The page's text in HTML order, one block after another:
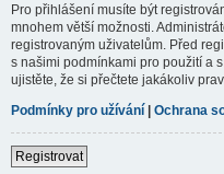
Pro přihlášení musíte být
mnohem větší možnosti.
registrovaným uživatelům. Před
s našimi podmínkami pro použití a
ujistěte, že si přečtete jakákoliv
Podmínky pro užívání | Ochrana
Registrovat